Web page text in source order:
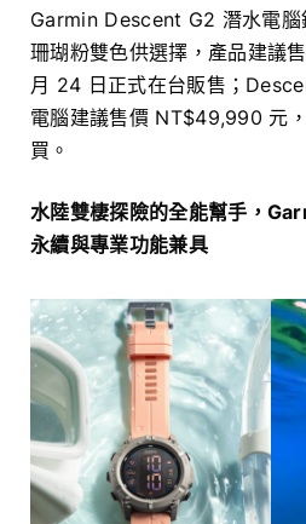
Garmin Descent G2 潛水電
珊瑚粉雙色供選擇，產品建議
月 24 日正式在台販售；
電腦建議售價 NT$49,990 元
買。
水陸雙棲探險的全能幫手，
永續與專業功能兼具